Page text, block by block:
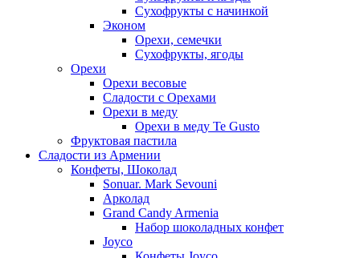
Сухофрукты с начинкой
Эконом
Орехи, семечки
Сухофрукты, ягоды
Орехи
Орехи весовые
Сладости с Орехами
Орехи в меду
Орехи в меду Te Gusto
Фруктовая пастила
Сладости из Армении
Конфеты, Шоколад
Sonuar. Mark Sevouni
Арколад
Grand Candy Armenia
Набор шоколадных конфет
Joyco